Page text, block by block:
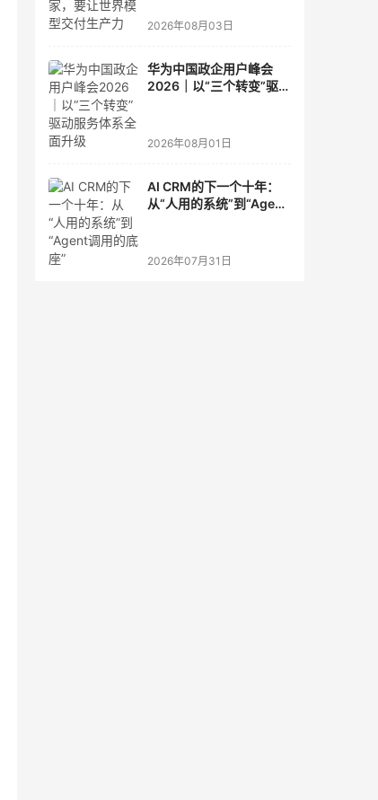
2026年08月03日
华为中国政企用户峰会
2026｜以“三个转变”驱动
2026年08月01日
AI CRM的下一个十年：
从“人用的系统”到“Agent
2026年07月31日